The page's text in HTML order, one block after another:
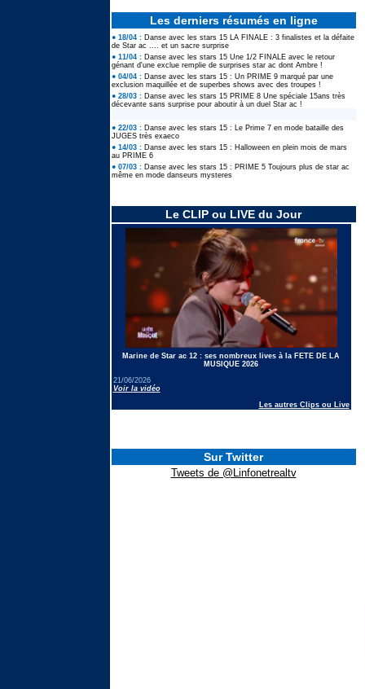
Les derniers résumés en ligne
● 18/04 : Danse avec les stars 15 LA FINALE : 3 finalistes et la défaite
de Star ac .... et un sacre surprise
● 11/04 : Danse avec les stars 15 Une 1/2 FINALE avec le retour
génant d'une exclue remplie de surprises star ac dont Ambre !
● 04/04 : Danse avec les stars 15 : Un PRIME 9 marqué par une
exclusion maquillée et de superbes shows avec des troupes !
● 28/03 : Danse avec les stars 15 PRIME 8 Une spéciale 15ans très
décevante sans surprise pour aboutir à un duel Star ac !
● 22/03 : Danse avec les stars 15 : Le Prime 7 en mode bataille des
JUGES très exaeco
● 14/03 : Danse avec les stars 15 : Halloween en plein mois de mars
au PRIME 6
● 07/03 : Danse avec les stars 15 : PRIME 5 Toujours plus de star ac
même en mode danseurs mysteres
Le CLIP ou LIVE du Jour
Marine de Star ac 12 : ses nombreux lives à la FETE DE LA
MUSIQUE 2026
21/06/2026
Voir la vidéo
Les autres Clips ou Live
Sur Twitter
Tweets de @Linfonetrealtv